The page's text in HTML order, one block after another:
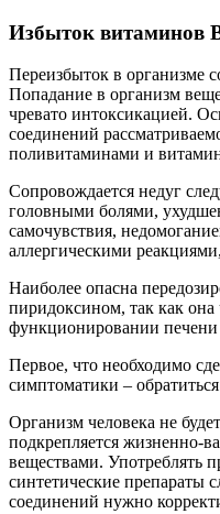
Избыток витаминов
Переизбыток в организме
Попадание в организм
чревато интоксикацией.
соединений
поливитаминами и
Сопровождается недуг
головными болями,
самочувствия,
аллергическими
Наиболее опасна
пиридоксином, так как
функционировании
Первое, что необходимо
симптоматики –
Организм человека не
подкрепляется жизненно-
веществами. Употреблять
синтетические препараты
соединений нужно